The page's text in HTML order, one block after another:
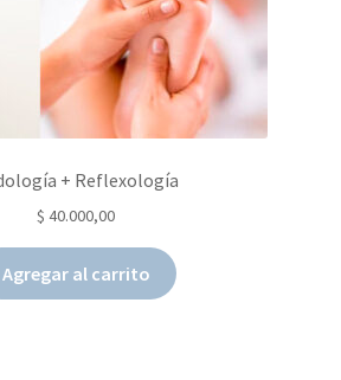
+ Reflexología
$ 40.000,00
Agregar al carrito